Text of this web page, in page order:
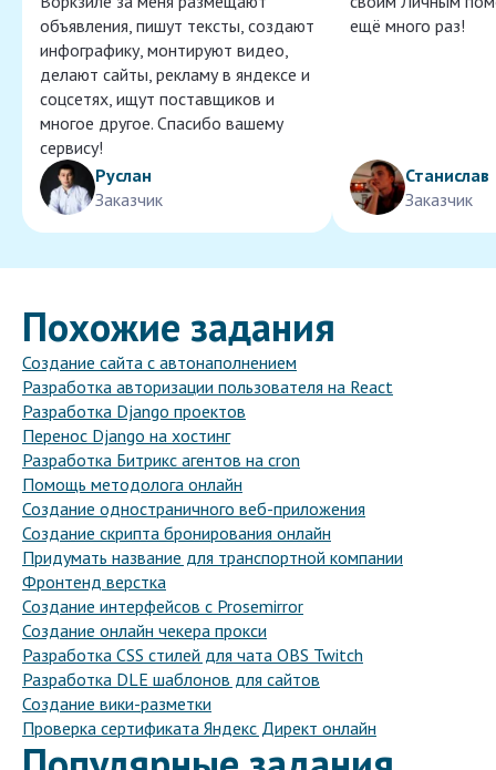
объявления, пишут тексты, создают
инфографику, монтируют видео,
делают сайты, рекламу в яндексе и
соцсетях, ищут поставщиков и
многое другое. Спасибо вашему
сервису!
Руслан
Заказчик
ещё много раз!
Станислав
Заказчик
Похожие задания
Создание сайта с автонаполнением
Разработка авторизации пользователя на React
Разработка Django проектов
Перенос Django на хостинг
Разработка Битрикс агентов на cron
Помощь методолога онлайн
Создание одностраничного веб-приложения
Создание скрипта бронирования онлайн
Придумать название для транспортной компании
Фронтенд верстка
Создание интерфейсов с Prosemirror
Создание онлайн чекера прокси
Разработка CSS стилей для чата OBS Twitch
Разработка DLE шаблонов для сайтов
Создание вики-разметки
Проверка сертификата Яндекс Директ онлайн